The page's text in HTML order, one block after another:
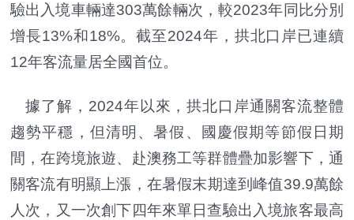
驗出入境車輛達303萬餘輛次，較2023年同比分別
增長13%和18%。截至2024年，拱北口岸已連續
12年客流量居全國首位。
據了解，2024年以來，拱北口岸通關客流整體
趨勢平穩，但清明、暑假、國慶假期等節假日期
間，在跨境旅遊、赴澳務工等群體疊加影響下，通
關客流有明顯上漲，在暑假末期達到峰值39.9萬餘
人次，又一次創下四年來單日查驗出入境旅客最高